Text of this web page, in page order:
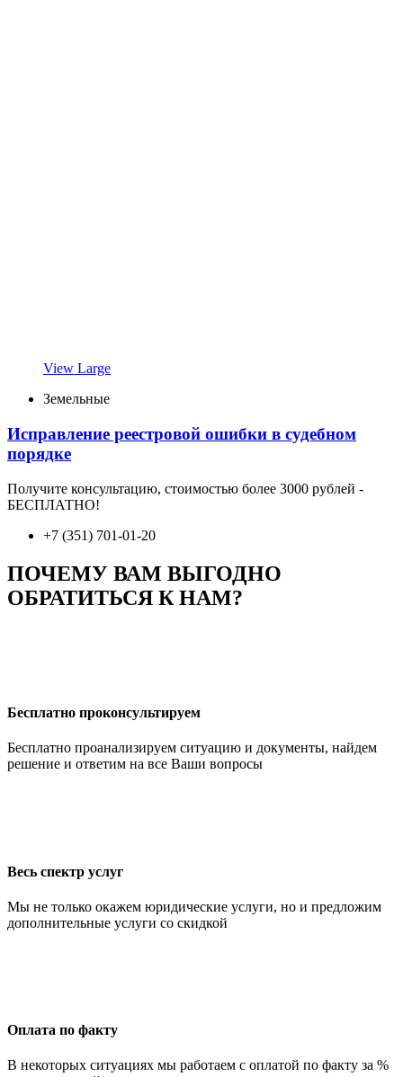
View Large
Земельные
Исправление реестровой ошибки в судебном
порядке
Получите консультацию, стоимостью более 3000 рублей -
БЕСПЛАТНО!
+7 (351) 701-01-20
ПОЧЕМУ ВАМ ВЫГОДНО
ОБРАТИТЬСЯ К НАМ?
Бесплатно проконсультируем
Бесплатно проанализируем ситуацию и документы, найдем
решение и ответим на все Ваши вопросы
Весь спектр услуг
Мы не только окажем юридические услуги, но и предложим
дополнительные услуги со скидкой
Оплата по факту
В некоторых ситуациях мы работаем с оплатой по факту за %